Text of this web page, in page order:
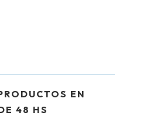
EN
48 HS